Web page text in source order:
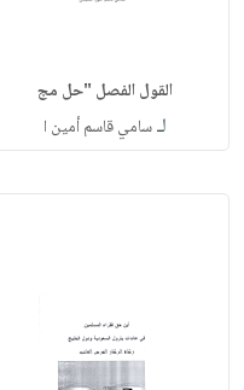
القول الفصل "حل مج
لـسامي قاسم أمين ا